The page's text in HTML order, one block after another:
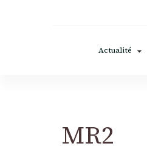
Actualité
MR2